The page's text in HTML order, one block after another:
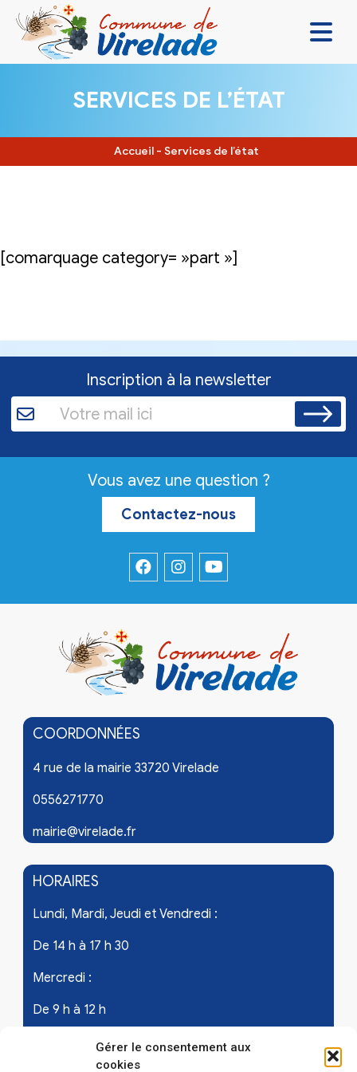
Gérer le consentement aux
cookies
VIVRE ENSEMBLE
SE DIVERTIR
SERVICES DE L’ÉTAT
Accueil - Services de l’état
[comarquage category= »part »]
Inscription à la newsletter
Vous avez une question ?
Contactez-nous
COORDONNÉES
4 rue de la mairie 33720 Virelade
0556271770
mairie@virelade.fr
HORAIRES
Lundi, Mardi, Jeudi et Vendredi :
De 14 h à 17 h 30
Mercredi :
De 9 h à 12 h
Samedi - les 1er et 3ème de chaque mois :